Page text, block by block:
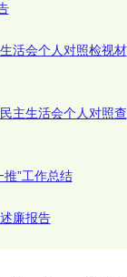
活会个人对照检视材
主生活会个人对照查
推”工作总结
廉报告